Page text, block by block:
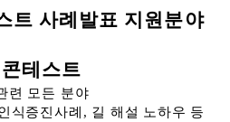
트 사례발표 지원분야
테스트
련 모든 분야
식증진사례, 길 해설 노하우 등